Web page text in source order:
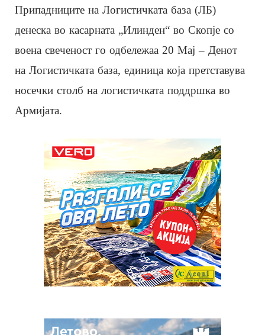
Припадниците на Логистичката база (ЛБ)
денеска во касарната „Илинден“ во Скопје со
воена свеченост го одбележаа 20 Мај – Денот
на Логистичката база, единица која претставува
носечки столб на логистичката поддршка во
Армијата.